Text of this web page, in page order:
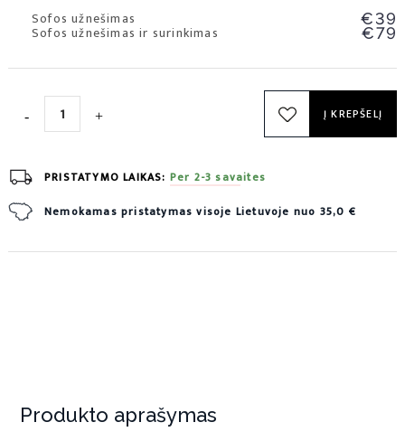
Sofos užnešimas €39
Sofos užnešimas ir surinkimas €79
Į KREPŠELĮ
PRISTATYMO LAIKAS: Per 2-3 savaites
Nemokamas pristatymas visoje Lietuvoje nuo 35,0 €
Produkto aprašymas